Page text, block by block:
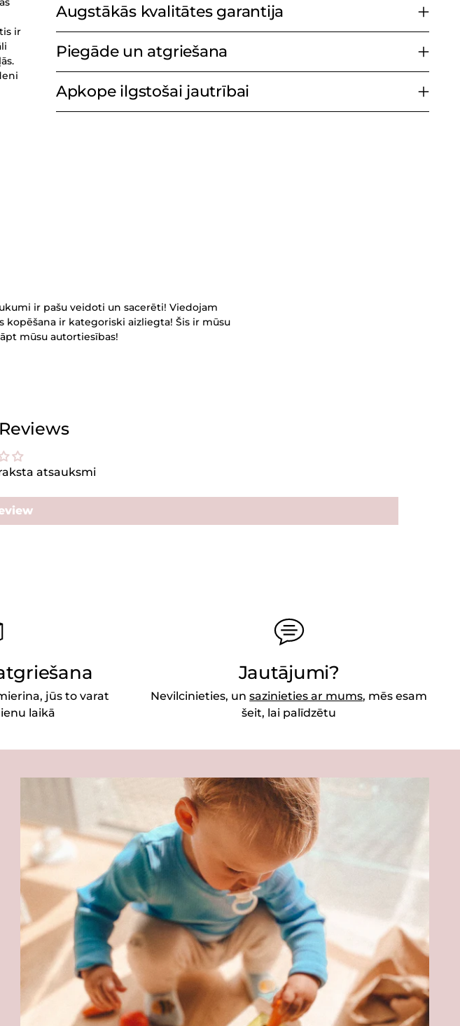
ir
Augstākās kvalitātes garantija
Piegāde un atgriešana
Apkope ilgstošai jautrībai
ir pašu veidoti un sacerēti! Viedojam
kopēšana ir kategoriski aizliegta! Šis ir mūsu
mūsu autortiesības!
atsauksmi
jūs to varat
laikā
Jautājumi?
Nevilcinieties, unsazinieties ar mums, mēs esam
šeit, lai palīdzētu